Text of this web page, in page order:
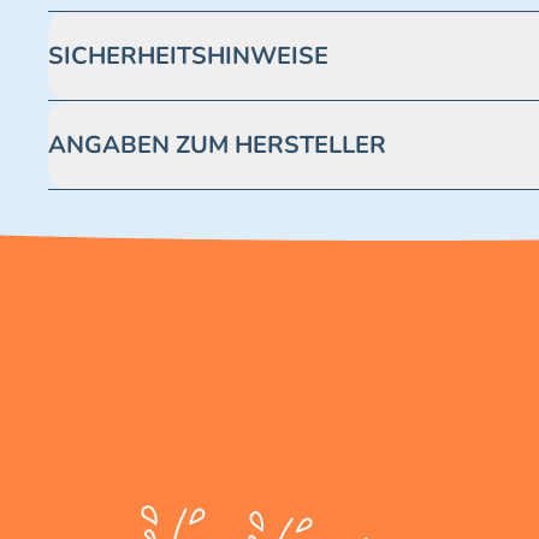
SICHERHEITSHINWEISE
ANGABEN ZUM HERSTELLER